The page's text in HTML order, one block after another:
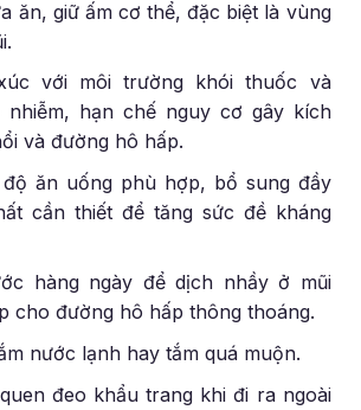
ăn, giữ ấm cơ thể, đặc biệt là vùng
với môi trường khói thuốc và
hạn chế nguy cơ gây kích
và đường hô hấp.
ăn uống phù hợp, bổ sung đầy
cần thiết để tăng sức đề kháng
hàng ngày để dịch nhầy ở mũi
cho đường hô hấp thông thoáng.
nước lạnh hay tắm quá muộn.
đeo khẩu trang khi đi ra ngoài